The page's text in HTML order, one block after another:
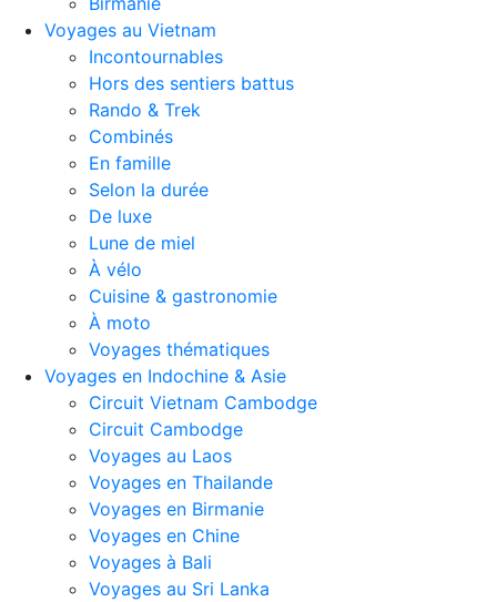
Voyages au Vietnam
Incontournables
Hors des sentiers battus
Rando & Trek
Combinés
En famille
Selon la durée
De luxe
Lune de miel
À vélo
Cuisine & gastronomie
À moto
Voyages thématiques
Voyages en Indochine & Asie
Circuit Vietnam Cambodge
Circuit Cambodge
Voyages au Laos
Voyages en Thailande
Voyages en Birmanie
Voyages en Chine
Voyages à Bali
Voyages au Sri Lanka